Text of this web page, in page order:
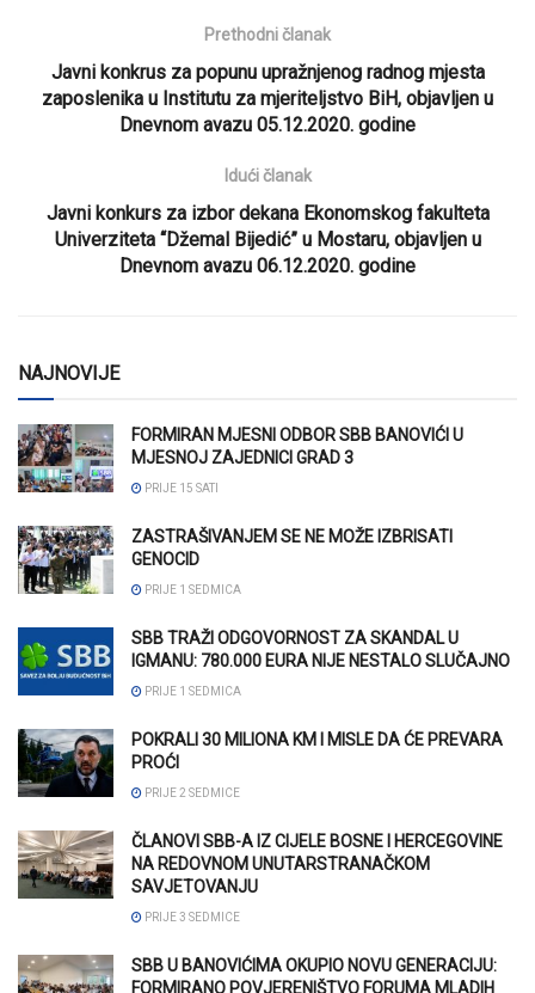
Prethodni članak
Javni konkrus za popunu upražnjenog radnog mjesta
zaposlenika u Institutu za mjeriteljstvo BiH, objavljen u
Dnevnom avazu 05.12.2020. godine
Idući članak
Javni konkurs za izbor dekana Ekonomskog fakulteta
Univerziteta “Džemal Bijedić” u Mostaru, objavljen u
Dnevnom avazu 06.12.2020. godine
NAJNOVIJE
FORMIRAN MJESNI ODBOR SBB BANOVIĆI U
MJESNOJ ZAJEDNICI GRAD 3
PRIJE 15 SATI
ZASTRAŠIVANJEM SE NE MOŽE IZBRISATI
GENOCID
PRIJE 1 SEDMICA
SBB TRAŽI ODGOVORNOST ZA SKANDAL U
IGMANU: 780.000 EURA NIJE NESTALO SLUČAJNO
PRIJE 1 SEDMICA
POKRALI 30 MILIONA KM I MISLE DA ĆE PREVARA
PROĆI
PRIJE 2 SEDMICE
ČLANOVI SBB-A IZ CIJELE BOSNE I HERCEGOVINE
NA REDOVNOM UNUTARSTRANAČKOM
SAVJETOVANJU
PRIJE 3 SEDMICE
SBB U BANOVIĆIMA OKUPIO NOVU GENERACIJU:
FORMIRANO POVJERENIŠTVO FORUMA MLADIH